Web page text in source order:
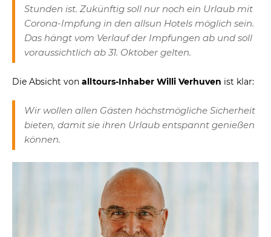
Stunden ist. Zukünftig soll nur noch ein Urlaub mit
Corona-Impfung in den allsun Hotels möglich sein.
Das hängt vom Verlauf der Impfungen ab und soll
voraussichtlich ab 31. Oktober gelten.
Die Absicht von alltours-Inhaber Willi Verhuven ist klar:
Wir wollen allen Gästen höchstmögliche Sicherheit
bieten, damit sie ihren Urlaub entspannt genießen
können.